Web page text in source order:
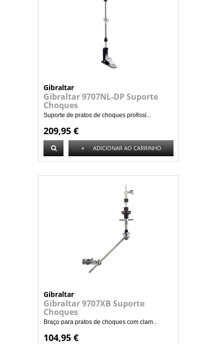
Gibraltar
Gibraltar 9707NL-DP Suporte
Choques
Suporte de pratos de choques profissi...
209,95 €
+ ADICIONAR AO CARRINHO
Gibraltar
Gibraltar 9707XB Suporte
Choques
Braço para pratos de choques com clam...
104,95 €